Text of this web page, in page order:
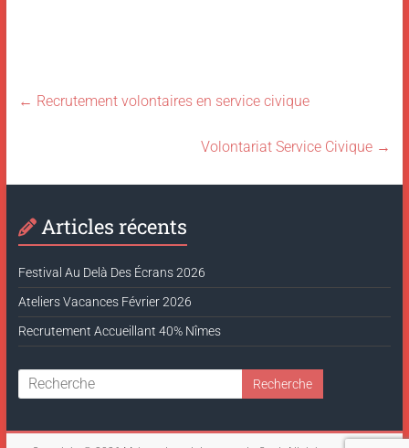
← Recrutement volontaires en service civique
Volontariat Service Civique →
Articles récents
Festival Au Delà Des Écrans 2026
Ateliers Vacances Février 2026
Recrutement Accueillant 40% Nîmes